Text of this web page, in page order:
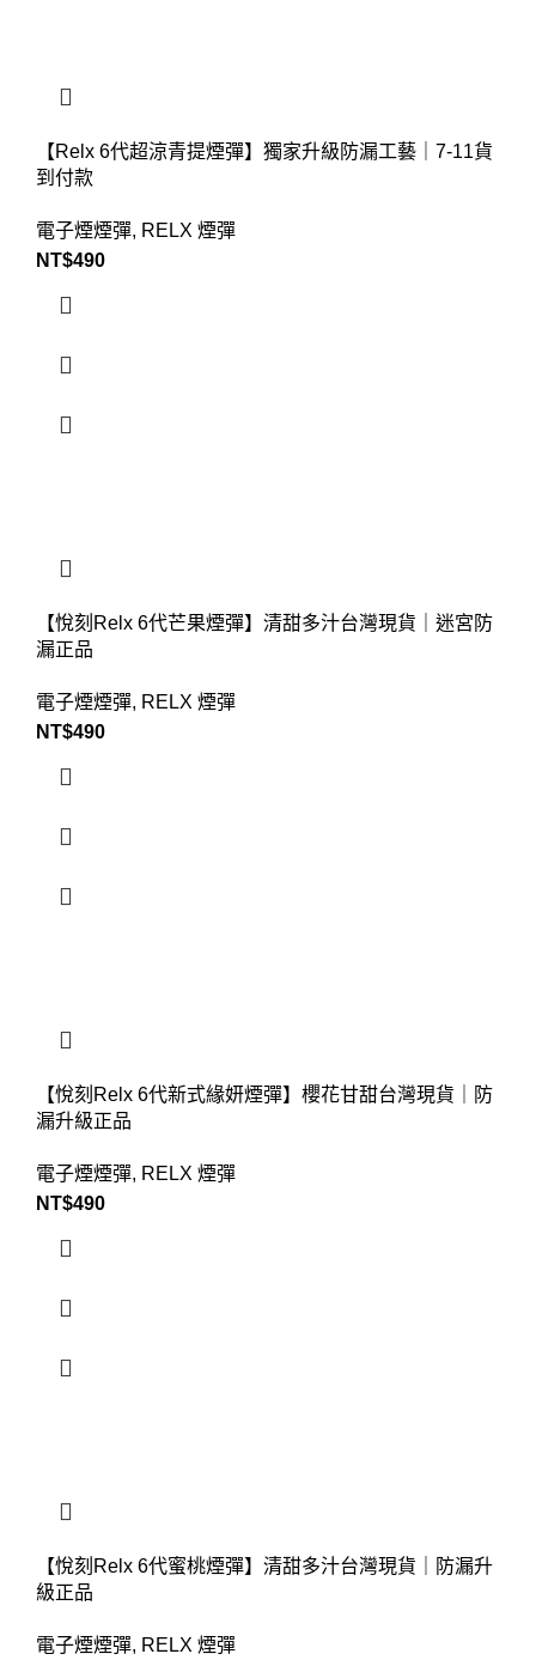
【Relx 6代超涼青提煙彈】獨家升級防漏工藝｜7-11貨
到付款
電子煙煙彈, RELX 煙彈
NT$490
【悅刻Relx 6代芒果煙彈】清甜多汁台灣現貨｜迷宮防
漏正品
電子煙煙彈, RELX 煙彈
NT$490
【悅刻Relx 6代新式緣妍煙彈】櫻花甘甜台灣現貨｜防
漏升級正品
電子煙煙彈, RELX 煙彈
NT$490
【悅刻Relx 6代蜜桃煙彈】清甜多汁台灣現貨｜防漏升
級正品
電子煙煙彈, RELX 煙彈